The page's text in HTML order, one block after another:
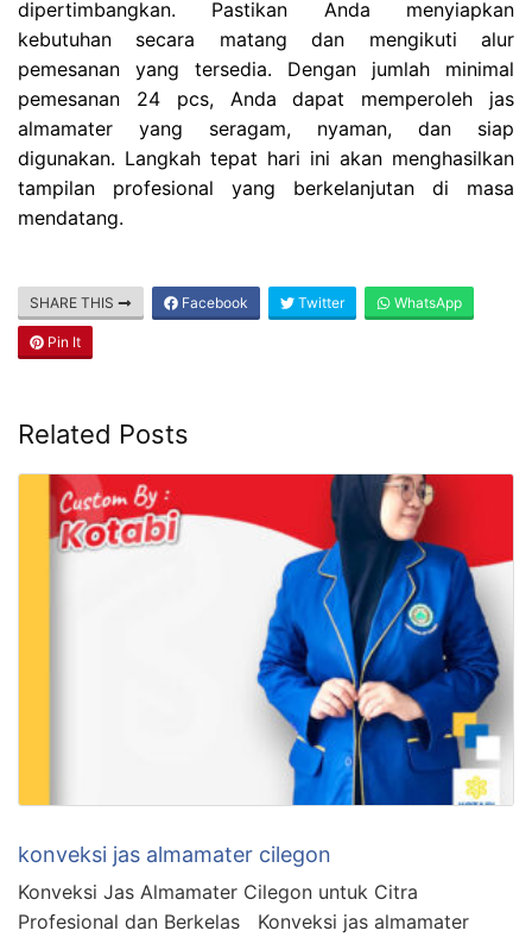
dipertimbangkan. Pastikan Anda menyiapkan
kebutuhan secara matang dan mengikuti alur
pemesanan yang tersedia. Dengan jumlah minimal
pemesanan 24 pcs, Anda dapat memperoleh jas
almamater yang seragam, nyaman, dan siap
digunakan. Langkah tepat hari ini akan menghasilkan
tampilan profesional yang berkelanjutan di masa
mendatang.
SHARE THIS Facebook Twitter WhatsApp
Pin It
Related Posts
konveksi jas almamater cilegon
Konveksi Jas Almamater Cilegon untuk Citra
Profesional dan Berkelas Konveksi jas almamater